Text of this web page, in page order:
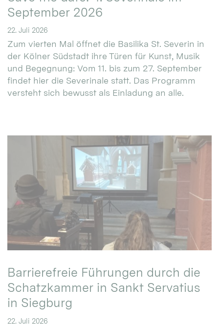
September 2026
22. Juli 2026
Zum vierten Mal öffnet die Basilika St. Severin in
der Kölner Südstadt ihre Türen für Kunst, Musik
und Begegnung: Vom 11. bis zum 27. September
findet hier die Severinale statt. Das Programm
versteht sich bewusst als Einladung an alle.
Barrierefreie Führungen durch die
Schatzkammer in Sankt Servatius
in Siegburg
22. Juli 2026